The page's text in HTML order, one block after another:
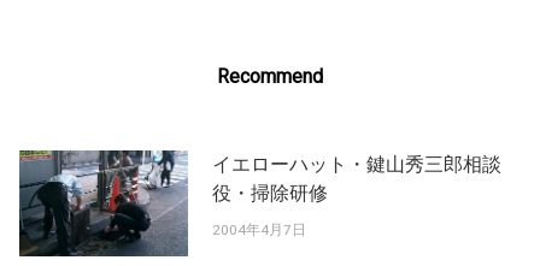
Recommend
イエローハット・鍵山秀三郎相談
役・掃除研修
2004年4月7日